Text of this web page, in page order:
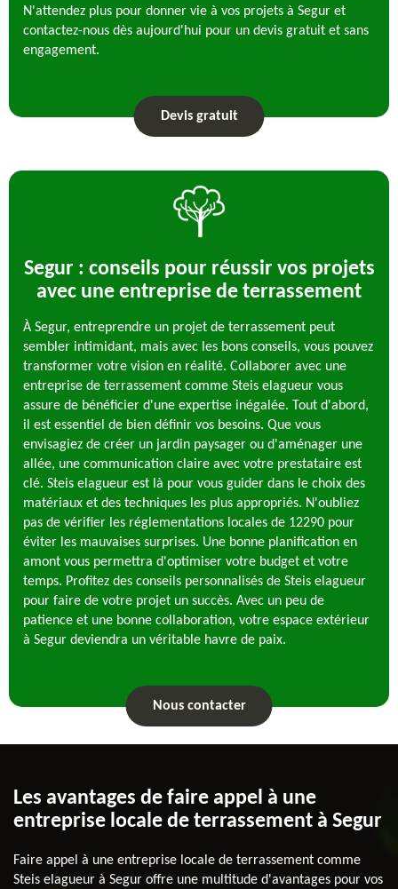
N'attendez plus pour donner vie à vos projets à Segur et
contactez-nous dès aujourd'hui pour un devis gratuit et sans
engagement.
Devis gratuit
Segur : conseils pour réussir vos projets
avec une entreprise de terrassement
À Segur, entreprendre un projet de terrassement peut
sembler intimidant, mais avec les bons conseils, vous pouvez
transformer votre vision en réalité. Collaborer avec une
entreprise de terrassement comme Steis elagueur vous
assure de bénéficier d'une expertise inégalée. Tout d'abord,
il est essentiel de bien définir vos besoins. Que vous
envisagiez de créer un jardin paysager ou d'aménager une
allée, une communication claire avec votre prestataire est
clé. Steis elagueur est là pour vous guider dans le choix des
matériaux et des techniques les plus appropriés. N'oubliez
pas de vérifier les réglementations locales de 12290 pour
éviter les mauvaises surprises. Une bonne planification en
amont vous permettra d'optimiser votre budget et votre
temps. Profitez des conseils personnalisés de Steis elagueur
pour faire de votre projet un succès. Avec un peu de
patience et une bonne collaboration, votre espace extérieur
à Segur deviendra un véritable havre de paix.
Nous contacter
Les avantages de faire appel à une
entreprise locale de terrassement à Segur
Faire appel à une entreprise locale de terrassement comme
Steis elagueur à Segur offre une multitude d'avantages pour vos